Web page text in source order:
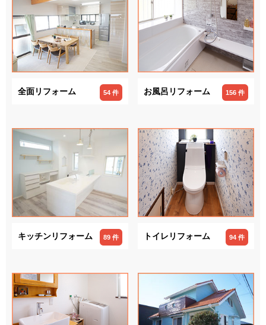
全面リフォーム 54 件 お風呂リフォーム 156 件
キッチンリフォーム 89 件 トイレリフォーム 94 件